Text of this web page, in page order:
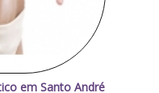
em Santo André